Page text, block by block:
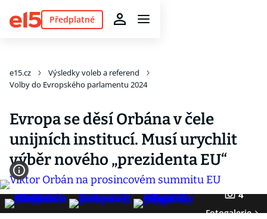
Předplatné
e15.cz
Výsledky voleb a referend
Volby do Evropského parlamentu 2024
Evropa se děsí Orbána v čele
unijních institucí. Musí urychlit
výběr nového „prezidenta EU“
4
Fotogalerie